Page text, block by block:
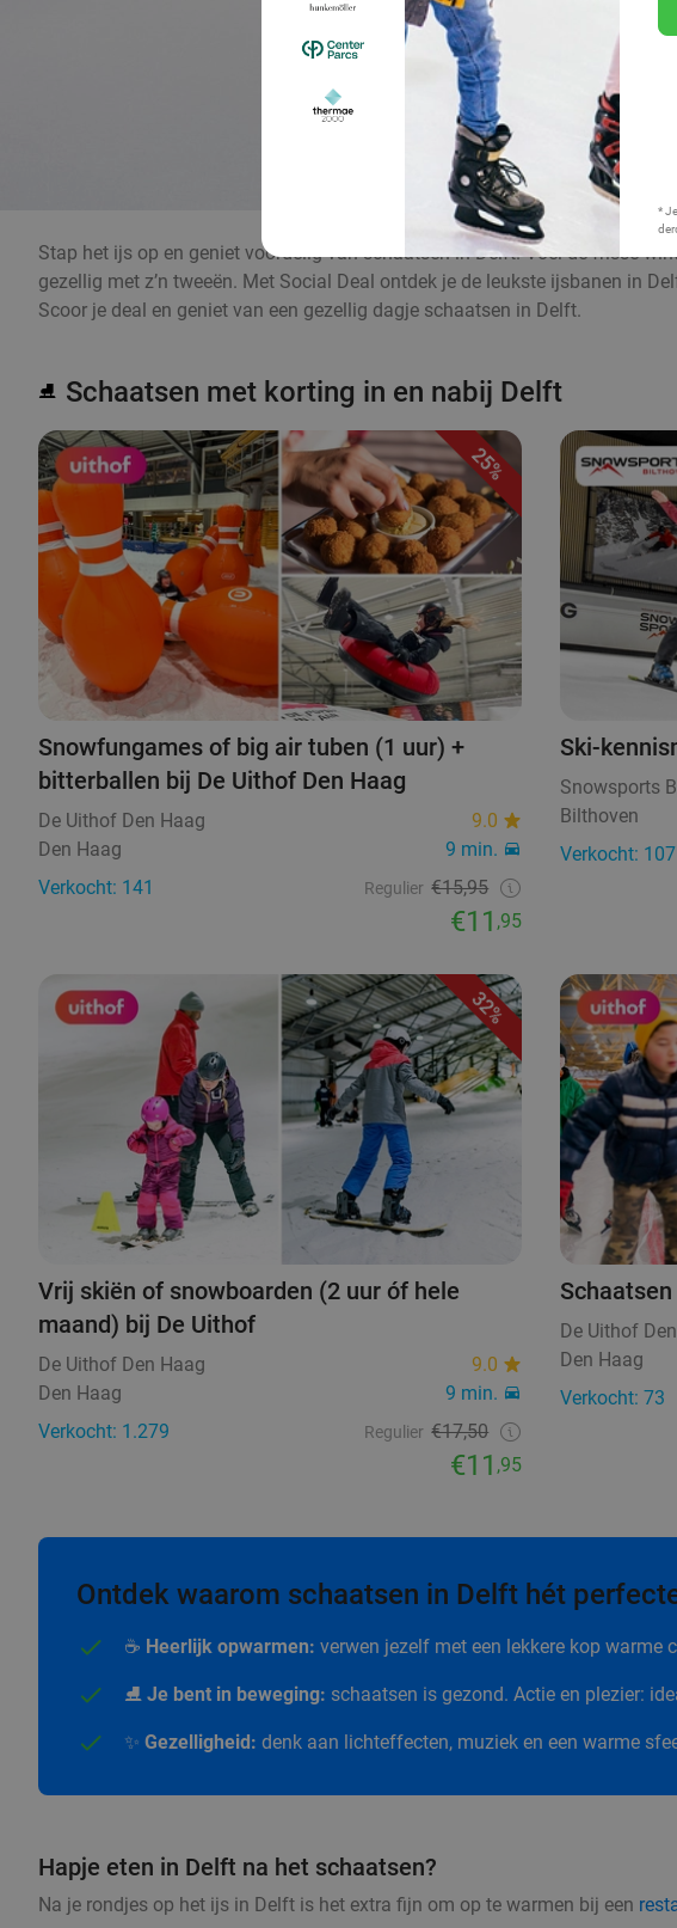
*
Stap het ijs op en geniet voordelig van schaatsen in Delft. Voel de frisse
gezellig met z’n tweeën. Met Social Deal ontdek je de leukste ijsbanen in
Scoor je deal en geniet van een gezellig dagje schaatsen in Delft.
⛸️ Schaatsen met korting in en nabij Delft
25%
Snowfungames of big air tuben (1 uur) +
bitterballen bij De Uithof Den Haag
De Uithof Den Haag
9.0
Den Haag
9 min.
Verkocht: 141
Regulier €15,95
€11,95
Ski-
Snowsports
Bilthoven
Verkocht: 107
32%
Vrij skiën of snowboarden (2 uur óf hele
maand) bij De Uithof
De Uithof Den Haag
9.0
Den Haag
9 min.
Verkocht: 1.279
Regulier €17,50
€11,95
De Uithof
Den Haag
Verkocht: 73
Ontdek waarom schaatsen in Delft hét
☕ Heerlijk opwarmen: verwen jezelf met een lekkere kop warme
⛸️ Je bent in beweging: schaatsen is gezond. Actie en plezier:
✨ Gezelligheid: denk aan lichteffecten, muziek en een warme
Hapje eten in Delft na het schaatsen?
Na je rondjes op het ijs in Delft is het extra fijn om op te warmen bij een